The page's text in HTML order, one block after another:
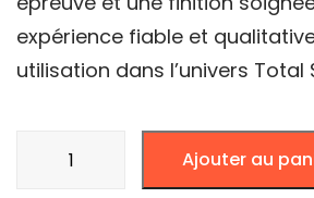
expérience fiable et
utilisation dans l’univers Total
Ajouter au